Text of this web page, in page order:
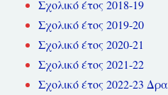
Σχολικό έτος 2018-19
Σχολικό έτος 2019-20
Σχολικό έτος 2020-21
Σχολικό έτος 2021-22
Σχολικό έτος 2022-23